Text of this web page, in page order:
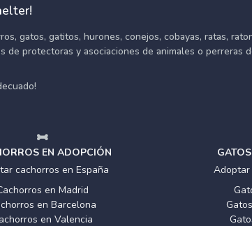
gatos, gatitos, hurones, conejos, cobayas, ratas,
de protectoras y asociaciones de animales o perreras
EN ADOPCIÓN
cachorros en España
en Madrid
en Barcelona
en Valencia
Adoptar